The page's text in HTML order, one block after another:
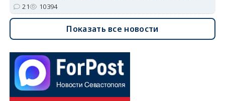
21 10394
Показать все новости